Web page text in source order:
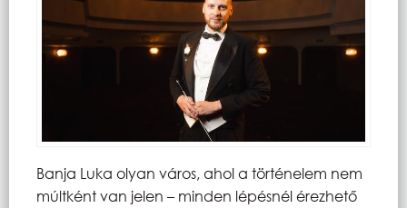
Banja Luka olyan város, ahol a történelem nem
múltként van jelen – minden lépésnél érezhető